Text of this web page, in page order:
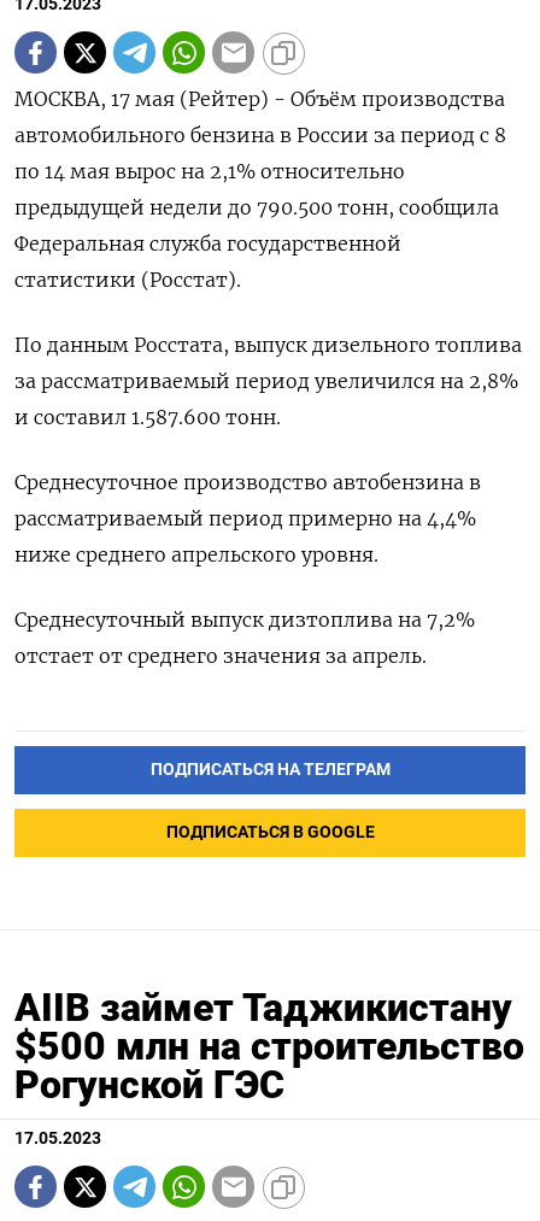
17.05.2023
МОСКВА, 17 мая (Рейтер) - Объём производства
автомобильного бензина в России за период с 8
по 14 мая вырос на 2,1% относительно
предыдущей недели до 790.500 тонн, сообщила
Федеральная служба государственной
статистики (Росстат).
По данным Росстата, выпуск дизельного топлива
за рассматриваемый период увеличился на 2,8%
и составил 1.587.600 тонн.
Среднесуточное производство автобензина в
рассматриваемый период примерно на 4,4%
ниже среднего апрельского уровня.
Среднесуточный выпуск дизтоплива на 7,2%
отстает от среднего значения за апрель.
ПОДПИСАТЬСЯ НА ТЕЛЕГРАМ
ПОДПИСАТЬСЯ В GOOGLE
AIIB займет Таджикистану
$500 млн на строительство
Рогунской ГЭС
17.05.2023